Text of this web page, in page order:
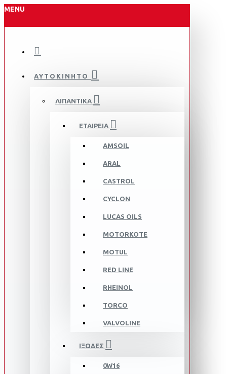
MENU
ΑΥΤΟΚΙΝΗΤΟ
ΛΙΠΑΝΤΙΚΑ
ΕΤΑΙΡΕΙΑ
AMSOIL
ARAL
CASTROL
CYCLON
LUCAS OILS
MOTORKOTE
MOTUL
RED LINE
RHEINOL
TORCO
VALVOLINE
ΙΞΩΔΕΣ
0W16